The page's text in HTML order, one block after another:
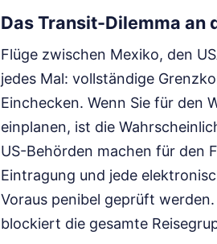
Das Transit-Dilemma an
Flüge zwischen Mexiko, den
jedes Mal: vollständige
Einchecken. Wenn Sie für den
einplanen, ist die
US-Behörden machen für den
Eintragung und jede
Voraus penibel geprüft
blockiert die gesamte